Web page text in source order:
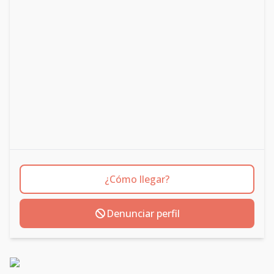
¿Cómo llegar?
Denunciar perfil